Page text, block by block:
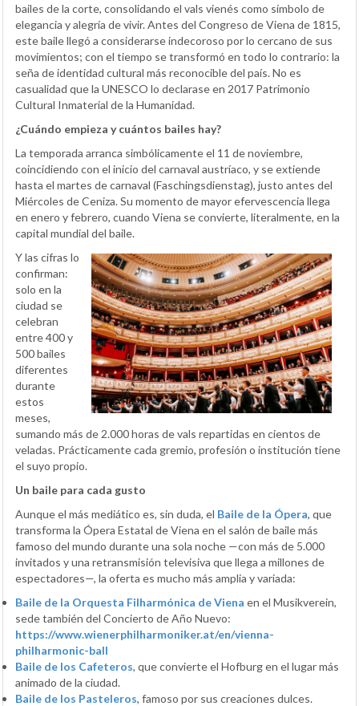
bailes de la corte, consolidando el vals vienés como símbolo de
elegancia y alegría de vivir. Antes del Congreso de Viena de 1815,
este baile llegó a considerarse indecoroso por lo cercano de sus
movimientos; con el tiempo se transformó en todo lo contrario: la
seña de identidad cultural más reconocible del país. No es
casualidad que la UNESCO lo declarase en 2017 Patrimonio
Cultural Inmaterial de la Humanidad.
¿Cuándo empieza y cuántos bailes hay?
La temporada arranca simbólicamente el 11 de noviembre,
coincidiendo con el inicio del carnaval austríaco, y se extiende
hasta el martes de carnaval (Faschingsdienstag), justo antes del
Miércoles de Ceniza. Su momento de mayor efervescencia llega
en enero y febrero, cuando Viena se convierte, literalmente, en la
capital mundial del baile.
Y las cifras lo
confirman:
solo en la
ciudad se
celebran
entre 400 y
500 bailes
diferentes
durante
estos
meses,
sumando más de 2.000 horas de vals repartidas en cientos de
veladas. Prácticamente cada gremio, profesión o institución tiene
el suyo propio.
Un baile para cada gusto
Aunque el más mediático es, sin duda, el Baile de la Ópera, que
transforma la Ópera Estatal de Viena en el salón de baile más
famoso del mundo durante una sola noche —con más de 5.000
invitados y una retransmisión televisiva que llega a millones de
espectadores—, la oferta es mucho más amplia y variada:
Baile de la Orquesta Filharmónica de Viena en el Musikverein,
sede también del Concierto de Año Nuevo:
https://www.wienerphilharmoniker.at/en/vienna-
philharmonic-ball
Baile de los Cafeteros, que convierte el Hofburg en el lugar más
animado de la ciudad.
Baile de los Pasteleros, famoso por sus creaciones dulces.